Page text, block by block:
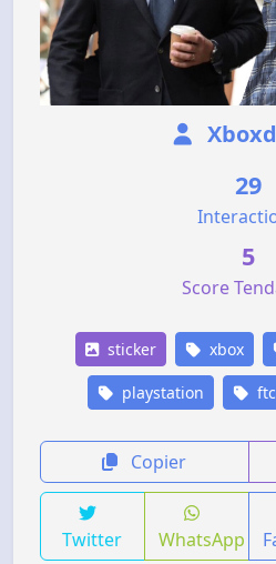
29
5
Score
sticker xbox
playstation ftc
Copier
Twitter WhatsApp